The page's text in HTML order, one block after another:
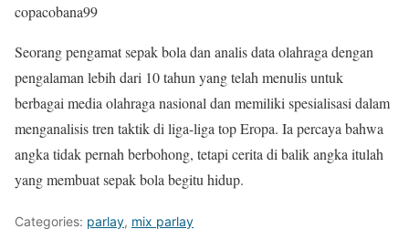
copacobana99
Seorang pengamat sepak bola dan analis data olahraga dengan
pengalaman lebih dari 10 tahun yang telah menulis untuk
berbagai media olahraga nasional dan memiliki spesialisasi dalam
menganalisis tren taktik di liga-liga top Eropa. Ia percaya bahwa
angka tidak pernah berbohong, tetapi cerita di balik angka itulah
yang membuat sepak bola begitu hidup.
Categories: parlay, mix parlay